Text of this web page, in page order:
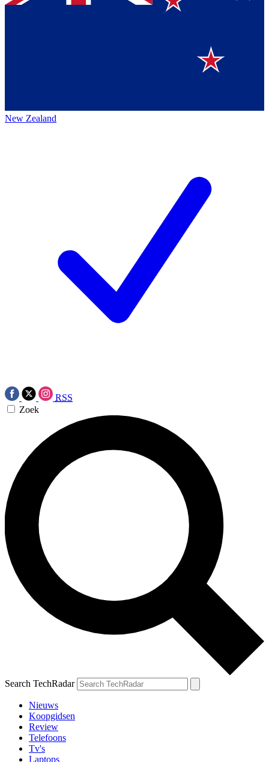
New Zealand
RSS
Zoek
Search TechRadar
Nieuws
Koopgidsen
Review
Telefoons
Tv's
Laptops